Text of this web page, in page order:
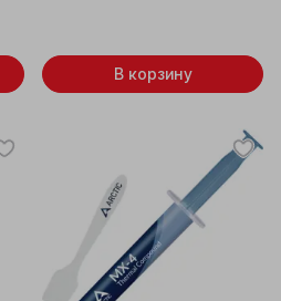
В корзину